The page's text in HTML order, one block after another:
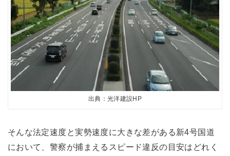
出典：光洋建設HP
そんな法定速度と実勢速度に大きな差がある新4号国道
において、警察が捕まえるスピード違反の目安はどれく